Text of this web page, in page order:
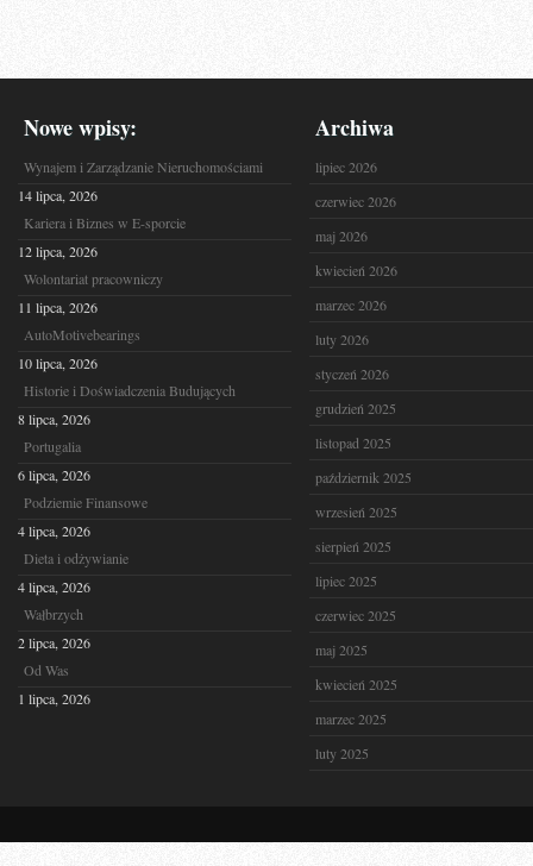
Nowe wpisy:
Wynajem i Zarządzanie Nieruchomościami
14 lipca, 2026
Kariera i Biznes w E-sporcie
12 lipca, 2026
Wolontariat pracowniczy
11 lipca, 2026
AutoMotivebearings
10 lipca, 2026
Historie i Doświadczenia Budujących
8 lipca, 2026
Portugalia
6 lipca, 2026
Podziemie Finansowe
4 lipca, 2026
Dieta i odżywianie
4 lipca, 2026
Wałbrzych
2 lipca, 2026
Od Was
1 lipca, 2026
Archiwa
lipiec 2026
czerwiec 2026
maj 2026
kwiecień 2026
marzec 2026
luty 2026
styczeń 2026
grudzień 2025
listopad 2025
październik 2025
wrzesień 2025
sierpień 2025
lipiec 2025
czerwiec 2025
maj 2025
kwiecień 2025
marzec 2025
luty 2025